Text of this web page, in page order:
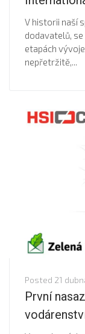
V historii naší
dodavatelů,
etapách
nepřetržitě,...
Posted 21
První